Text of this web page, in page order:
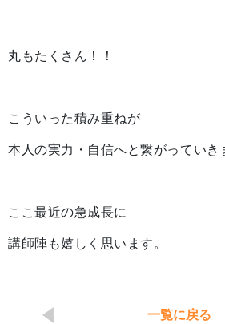
丸もたくさん！！
こういった積み重ねが
本人の実力・自信へと繋がっていき
ここ最近の急成長に
講師陣も嬉しく思います。
一覧に戻る